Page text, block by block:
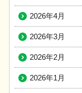
2026年4月
2026年3月
2026年2月
2026年1月